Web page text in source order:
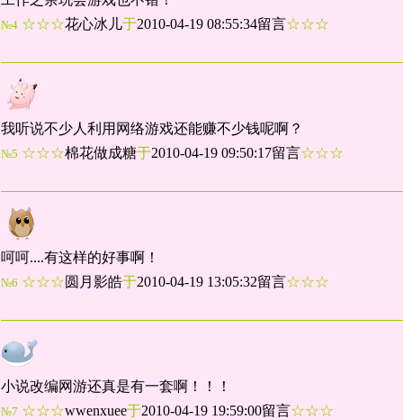
№4 ☆☆☆花心冰儿于2010-04-19 08:55:34留言☆☆☆
我听说不少人利用网络游戏还能赚不少钱呢啊？
№5 ☆☆☆棉花做成糖于2010-04-19 09:50:17留言☆☆☆
呵呵....有这样的好事啊！
№6 ☆☆☆圆月影皓于2010-04-19 13:05:32留言☆☆☆
小说改编网游还真是有一套啊！！！
№7 ☆☆☆wwenxuee于2010-04-19 19:59:00留言☆☆☆